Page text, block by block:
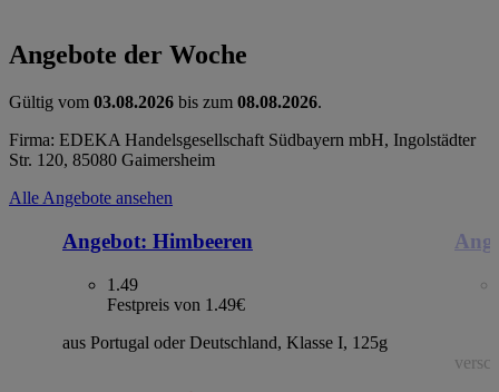
Angebote der Woche
Gültig vom 03.08.2026 bis zum 08.08.2026.
Firma: EDEKA Handelsgesellschaft Südbayern mbH, Ingolstädter
Str. 120, 85080 Gaimersheim
Alle Angebote ansehen
Angebot: Himbeeren
1.49
Festpreis von 1.49€
aus Portugal oder Deutschland, Klasse I, 125g